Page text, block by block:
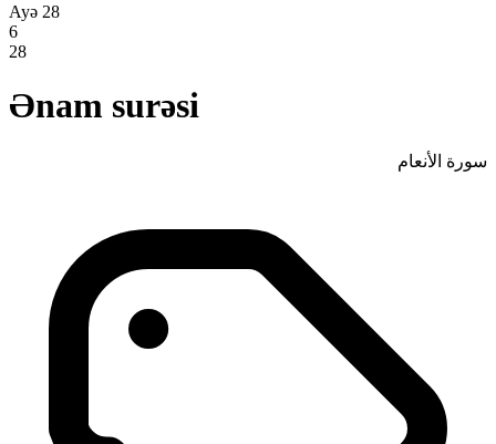
Ayə 28
6
28
Ənam surəsi
سورة الأنعام